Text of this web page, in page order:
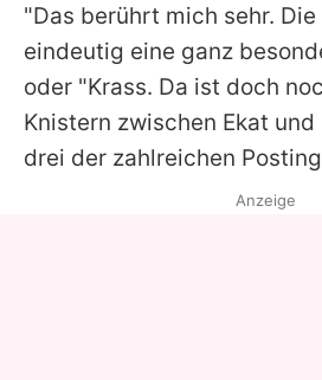
"Das berührt mich sehr.
eindeutig eine ganz
oder "Krass. Da ist doch
Knistern zwischen Ekat und
drei der zahlreichen
Anzeige